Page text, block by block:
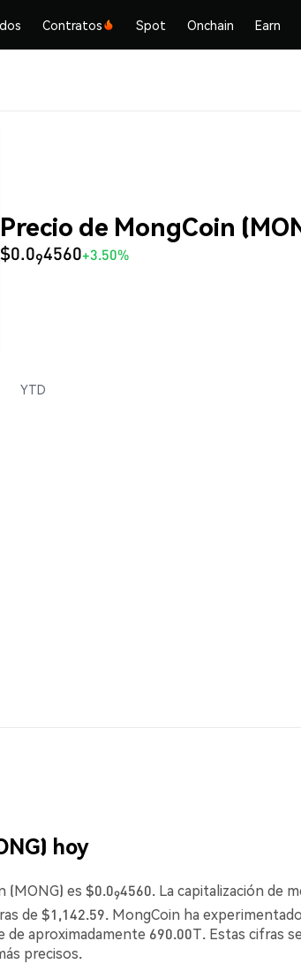
Contratos Spot Onchain Earn
Precio de MongCoin
$0.094560+3.50%
YTD
hoy
(MONG) es $0.094560. La capitalización de
de $1,142.59. MongCoin ha
aproximadamente 690.00T. Estas cifras
precisos.